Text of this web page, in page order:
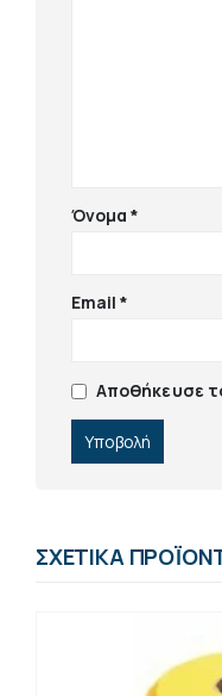
Όνομα*
Email*
Αποθήκευσε
ΣΧΕΤΙΚΆ